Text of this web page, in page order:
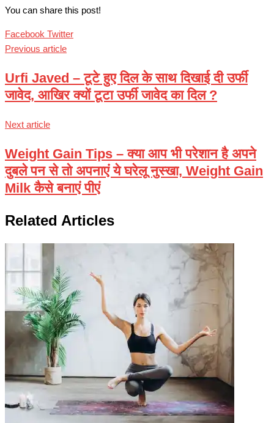
You can share this post!
Facebook TwitterGoogle+
LinkedIn
Whatsapp
Pinterest
Share
Print
Previous article
Urfi Javed – टूटे हुए दिल के साथ दिखाई दी उर्फी
जावेद, आखिर क्यों टूटा उर्फी जावेद का दिल ?
Next article
Weight Gain Tips – क्या आप भी परेशान है अपने
दुबले पन से तो अपनाएं ये घरेलू नुस्खा, Weight Gain
Milk कैसे बनाएं पीएं
Related Articles